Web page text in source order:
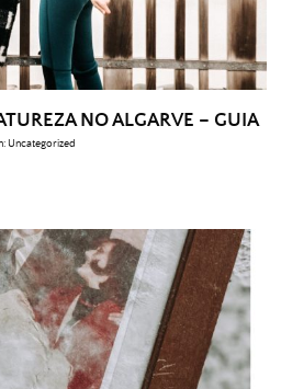
NO ALGARVE – GUIA
Uncategorized